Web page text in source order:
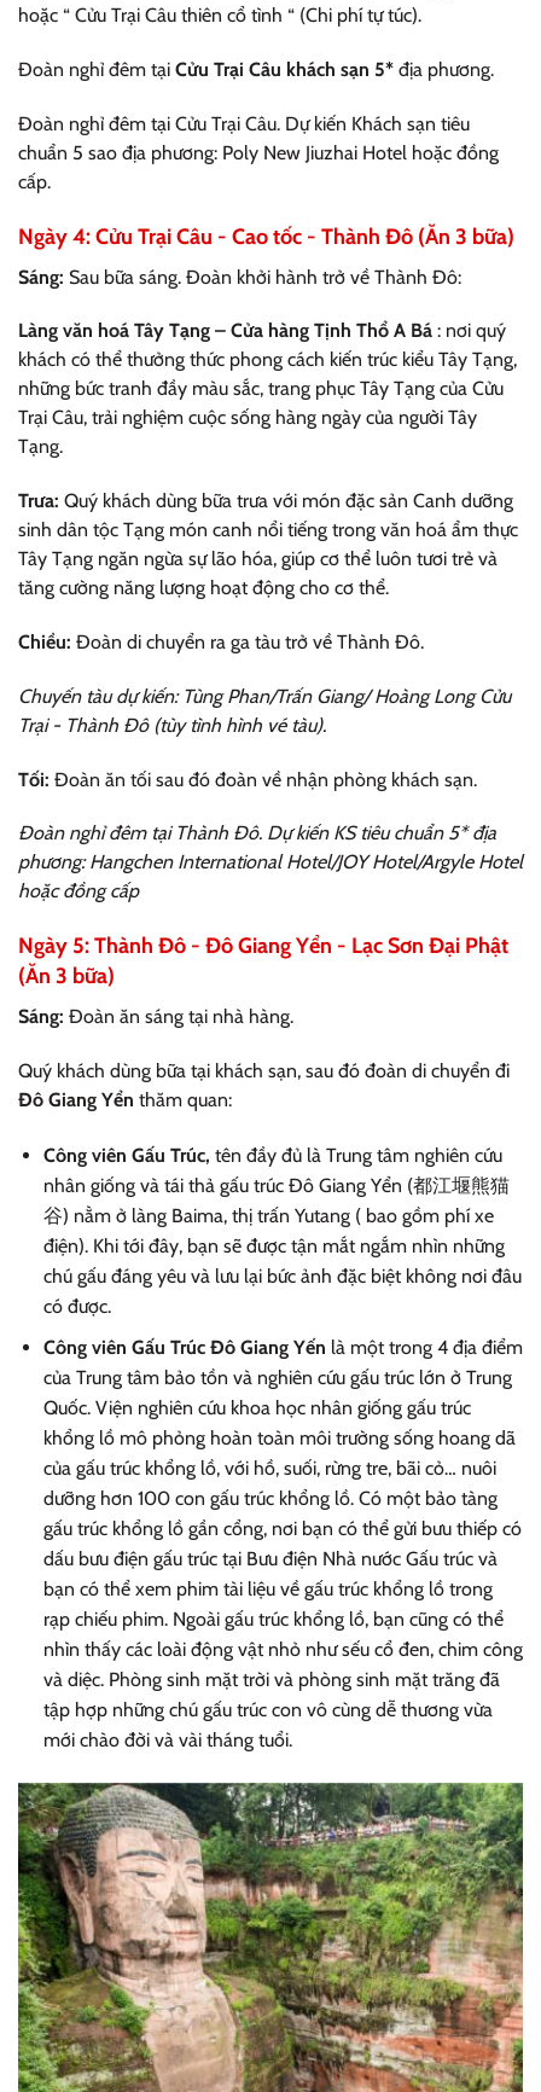
hoặc “ Cửu Trại Câu thiên cổ tình “ (Chi phí tự túc).
Đoàn nghỉ đêm tại Cửu Trại Câu khách sạn 5* địa phương.
Đoàn nghỉ đêm tại Cửu Trại Câu. Dự kiến Khách sạn tiêu
chuẩn 5 sao địa phương: Poly New Jiuzhai Hotel hoặc đồng
cấp.
Ngày 4: Cửu Trại Câu - Cao tốc - Thành Đô (Ăn 3 bữa)
Sáng: Sau bữa sáng. Đoàn khởi hành trở về Thành Đô:
Làng văn hoá Tây Tạng – Cửa hàng Tịnh Thổ A Bá : nơi quý
khách có thể thưởng thức phong cách kiến trúc kiểu Tây Tạng,
những bức tranh đầy màu sắc, trang phục Tây Tạng của Cửu
Trại Câu, trải nghiệm cuộc sống hàng ngày của người Tây
Tạng.
Trưa: Quý khách dùng bữa trưa với món đặc sản Canh dưỡng
sinh dân tộc Tạng món canh nổi tiếng trong văn hoá ẩm thực
Tây Tạng ngăn ngừa sự lão hóa, giúp cơ thể luôn tươi trẻ và
tăng cường năng lượng hoạt động cho cơ thể.
Chiều: Đoàn di chuyển ra ga tàu trở về Thành Đô.
Chuyến tàu dự kiến: Tùng Phan/Trấn Giang/ Hoàng Long Cửu
Trại - Thành Đô (tùy tình hình vé tàu).
Tối: Đoàn ăn tối sau đó đoàn về nhận phòng khách sạn.
Đoàn nghỉ đêm tại Thành Đô. Dự kiến KS tiêu chuẩn 5* địa
phương: Hangchen International Hotel/JOY Hotel/Argyle Hotel
hoặc đồng cấp
Ngày 5: Thành Đô - Đô Giang Yển - Lạc Sơn Đại Phật
(Ăn 3 bữa)
Sáng: Đoàn ăn sáng tại nhà hàng.
Quý khách dùng bữa tại khách sạn, sau đó đoàn di chuyển đi
Đô Giang Yển thăm quan:
Công viên Gấu Trúc, tên đầy đủ là Trung tâm nghiên cứu
nhân giống và tái thả gấu trúc Đô Giang Yển (都江堰熊猫
谷) nằm ở làng Baima, thị trấn Yutang ( bao gồm phí xe
điện). Khi tới đây, bạn sẽ được tận mắt ngắm nhìn những
chú gấu đáng yêu và lưu lại bức ảnh đặc biệt không nơi đâu
có được.
Công viên Gấu Trúc Đô Giang Yến là một trong 4 địa điểm
của Trung tâm bảo tồn và nghiên cứu gấu trúc lớn ở Trung
Quốc. Viện nghiên cứu khoa học nhân giống gấu trúc
khổng lồ mô phỏng hoàn toàn môi trường sống hoang dã
của gấu trúc khổng lồ, với hồ, suối, rừng tre, bãi cỏ… nuôi
dưỡng hơn 100 con gấu trúc khổng lồ. Có một bảo tàng
gấu trúc khổng lồ gần cổng, nơi bạn có thể gửi bưu thiếp có
dấu bưu điện gấu trúc tại Bưu điện Nhà nước Gấu trúc và
bạn có thể xem phim tài liệu về gấu trúc khổng lồ trong
rạp chiếu phim. Ngoài gấu trúc khổng lồ, bạn cũng có thể
nhìn thấy các loài động vật nhỏ như sếu cổ đen, chim công
và diệc. Phòng sinh mặt trời và phòng sinh mặt trăng đã
tập hợp những chú gấu trúc con vô cùng dễ thương vừa
mới chào đời và vài tháng tuổi.